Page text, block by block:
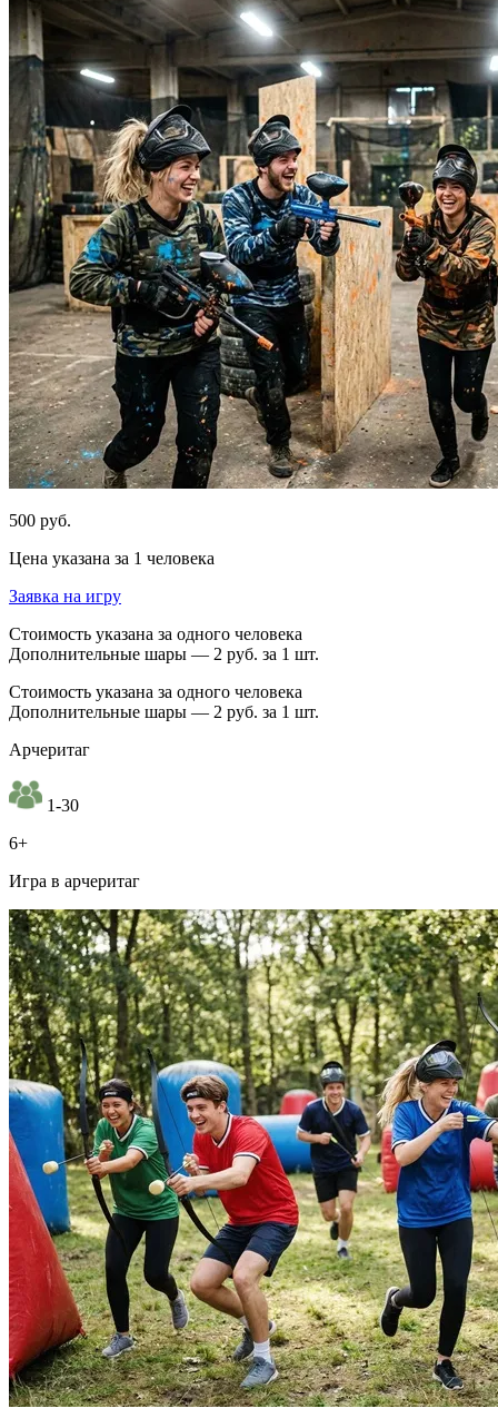
500 руб.
Цена указана за 1 человека
Заявка на игру
Стоимость указана за одного человека
Дополнительные шары — 2 руб. за 1 шт.
Стоимость указана за одного человека
Дополнительные шары — 2 руб. за 1 шт.
Арчеритаг
1-30
6+
Игра в арчеритаг